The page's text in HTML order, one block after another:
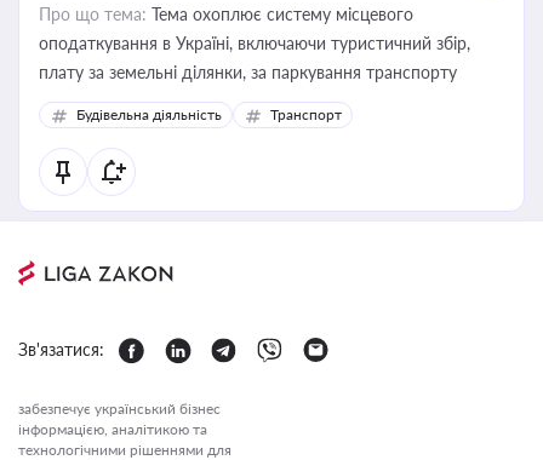
Про що тема: Тема охоплює систему місцевого
оподаткування в Україні, включаючи туристичний збір,
плату за земельні ділянки, за паркування транспорту
Будівельна діяльність Транспорт
Зв'язатися:
забезпечує український бізнес
інформацією, аналітикою та
технологічними рішеннями для